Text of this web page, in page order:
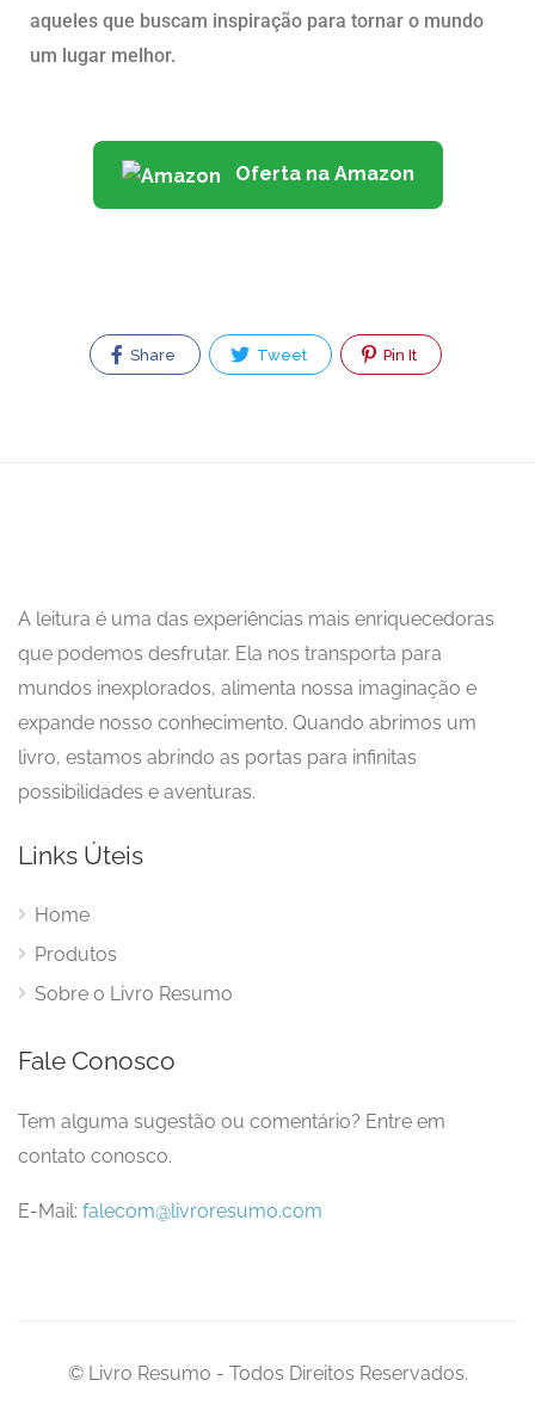
aqueles que buscam inspiração para tornar o mundo
um lugar melhor.
Oferta na Amazon
Share Tweet Pin It
A leitura é uma das experiências mais enriquecedoras
que podemos desfrutar. Ela nos transporta para
mundos inexplorados, alimenta nossa imaginação e
expande nosso conhecimento. Quando abrimos um
livro, estamos abrindo as portas para infinitas
possibilidades e aventuras.
Links Úteis
Home
Produtos
Sobre o Livro Resumo
Fale Conosco
Tem alguma sugestão ou comentário? Entre em
contato conosco.
E-Mail: falecom@livroresumo.com
© Livro Resumo - Todos Direitos Reservados.